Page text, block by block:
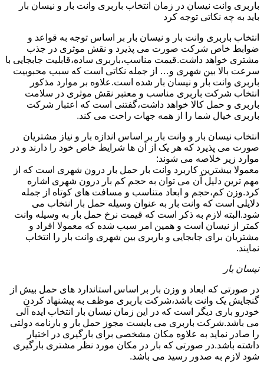
باربری وانت نیسان در زمان انتخاب باربری وانت بار و نیسان بار
باید به چه نکاتی توجه کرد
انتخاب باربری وانت بار و نیسان بار بر اساس توجه به قواعد و
ضوابط خاص شرکت صورت می پذیرد و نقش موثری در جذب
مشتری خواهد داشت.قیمت مناسب،باربری ساده،قابلیت جابجایی با
سرعت بالا بین شهری و… از جمله نکاتی است که سبب محبوبیت
باربری وانت بار و نیسان بار شده است.علاوه بر موارد مذکور
انتخاب شرکت باربری مناسب و معتبر نقش موثری در سلامت
باربری و حمل کالا خواهد داشت،گفتنی است که اعتبار شرکت
باربری خیال شما را از همه جهات راحت می کند.
انتخاب نیسان بار و وانت بار بر اساس اندازه بار و نیاز مشتریان
صورت می پذیرد که هر یک از آن ها شرایط خاص خود را دارند و در
موارد زیر خلاصه می شوند:
معمولا بیشترین کاربرد وانت بار حمل بار درون شهری است که از
مهم ترین دلیل آن می توان به حجم کم بار درون شهری اشاره
کرد.وزن کم،حجم و ابعاد متناسب و مسافت های کوتاه از جمله
دلایلی است که وانت بار به عنوان وسیله حمل بار انتخاب می
شود.البته لازم به ذکر است که قیمت نرخ حمل بار به وسیله وانت
کمتر از نیسان است و همین امر سبب شده که معمولا افراد و
مشتریان برای جابجایی و باربری بین شهری وانت بار را انتخاب
نمایند.
نیسان بار
در صورتی که ابعاد و وزن بار بر اساس استاندارد های حمل بیش از
گنجایش یک وانت باشد،شرکت باربری موظف به پیشنهاد کردن
خودرو باری دیگر است که در این زمان نیسان بار انتخاب ایده آلی
می باشد.شرکت باربری می بایست مجوز حمل بار و بارنامه دولتی
را صادر نماید به علاوه مکان مشخصی برای بارگیری در اختیار
داشته باشد.در صورتی که بار در مکان مورد نظر مشتری بارگیری
شود لازم به صدور رسید می باشد.